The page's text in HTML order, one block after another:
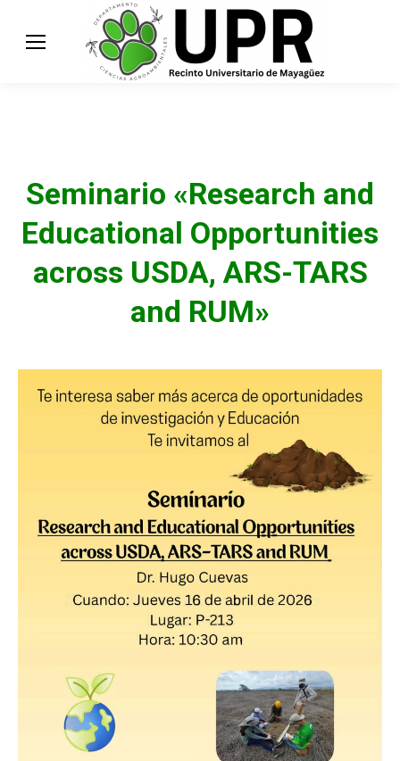
Seminario «Research and
Educational Opportunities
across USDA, ARS-TARS
and RUM»